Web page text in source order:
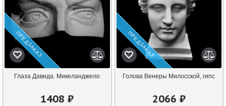
ПРЕДЗАКАЗ
Глаза Давида. Микеланджело
1408 ₽
ПРЕДЗАКАЗ
Голова Венеры Милосской, гипс
2066 ₽